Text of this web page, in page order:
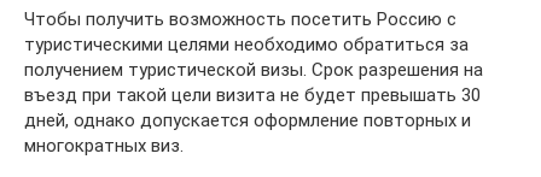
Чтобы получить возможность посетить Россию с
туристическими целями необходимо обратиться за
получением туристической визы. Срок разрешения на
въезд при такой цели визита не будет превышать 30
дней, однако допускается оформление повторных и
многократных виз.